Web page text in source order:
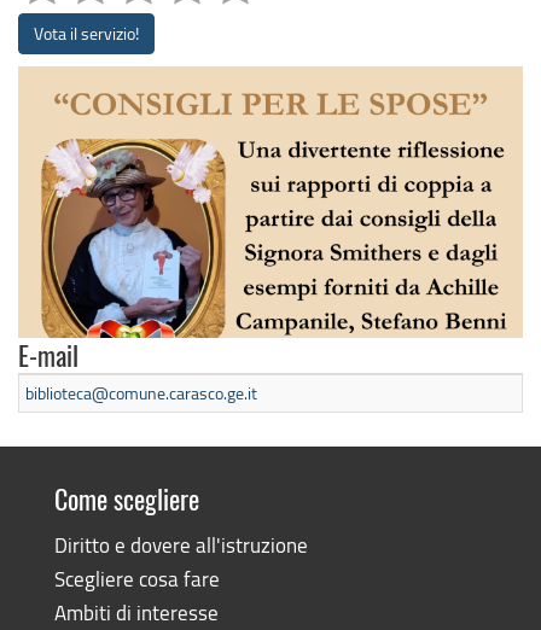
Vota il servizio!
E-mail
biblioteca@comune.carasco.ge.it
Come scegliere
Diritto e dovere all'istruzione
Scegliere cosa fare
Ambiti di interesse